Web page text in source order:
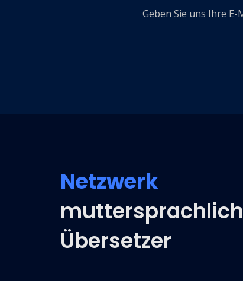
Geben Sie uns Ihre
Netzwerk
Übersetzer